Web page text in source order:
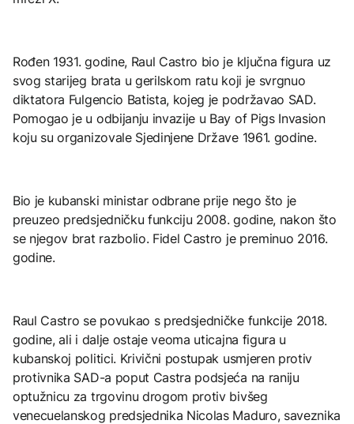
Rođen 1931. godine, Raul Castro bio je ključna figura uz
svog starijeg brata u gerilskom ratu koji je svrgnuo
diktatora Fulgencio Batista, kojeg je podržavao SAD.
Pomogao je u odbijanju invazije u Bay of Pigs Invasion
koju su organizovale Sjedinjene Države 1961. godine.
Bio je kubanski ministar odbrane prije nego što je
preuzeo predsjedničku funkciju 2008. godine, nakon što
se njegov brat razbolio. Fidel Castro je preminuo 2016.
godine.
Raul Castro se povukao s predsjedničke funkcije 2018.
godine, ali i dalje ostaje veoma uticajna figura u
kubanskoj politici. Krivični postupak usmjeren protiv
protivnika SAD-a poput Castra podsjeća na raniju
optužnicu za trgovinu drogom protiv bivšeg
venecuelanskog predsjednika Nicolas Maduro, saveznika